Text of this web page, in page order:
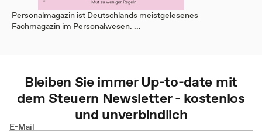
Personalmagazin ist Deutschlands meistgelesenes
Fachmagazin im Personalwesen. ...
Bleiben Sie immer Up-to-date mit
demSteuern Newsletter - kostenlos
und unverbindlich
E-Mail